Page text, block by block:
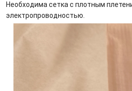
Необходима сетка с плотным
электропроводностью.